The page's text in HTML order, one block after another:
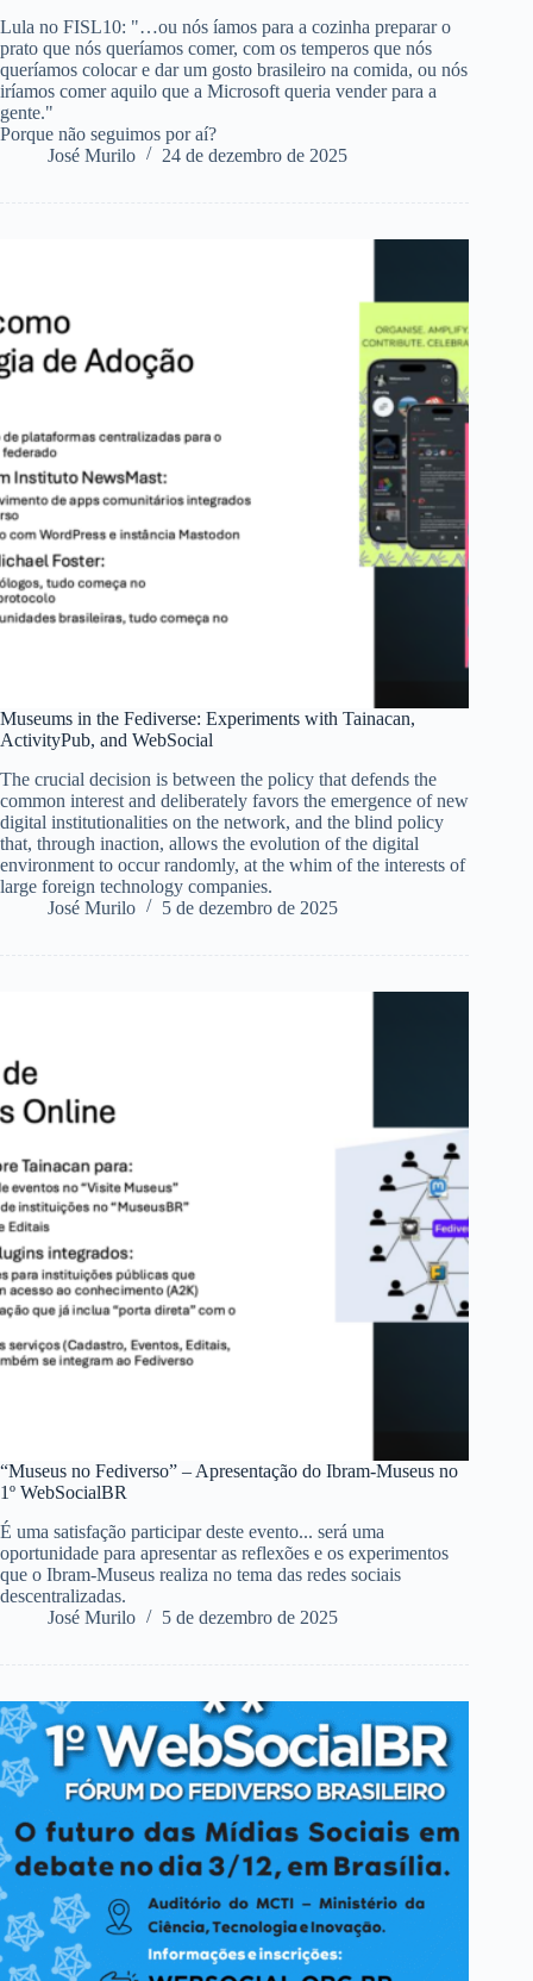
Lula no FISL10: "…ou nós íamos para a cozinha preparar o
prato que nós queríamos comer, com os temperos que nós
queríamos colocar e dar um gosto brasileiro na comida, ou nós
iríamos comer aquilo que a Microsoft queria vender para a
gente."
Porque não seguimos por aí?
José Murilo
24 de dezembro de 2025
Museums in the Fediverse: Experiments with Tainacan,
ActivityPub, and WebSocial
The crucial decision is between the policy that defends the
common interest and deliberately favors the emergence of new
digital institutionalities on the network, and the blind policy
that, through inaction, allows the evolution of the digital
environment to occur randomly, at the whim of the interests of
large foreign technology companies.
José Murilo
5 de dezembro de 2025
“Museus no Fediverso” – Apresentação do Ibram-Museus no
1º WebSocialBR
É uma satisfação participar deste evento... será uma
oportunidade para apresentar as reflexões e os experimentos
que o Ibram-Museus realiza no tema das redes sociais
descentralizadas.
José Murilo
5 de dezembro de 2025